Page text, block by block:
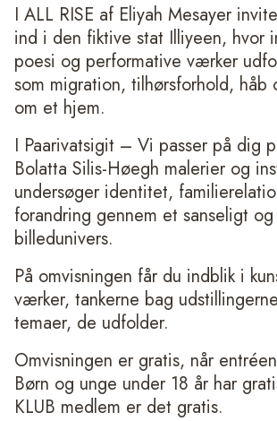
I ALL RISE af Eliyah Mesayer
ind i den fiktive stat Illiyeen, hvor
poesi og performative værker
som migration, tilhørsforhold, håb
om et hjem.
I Paarivatsigit – Vi passer på dig
Bolatta Silis-Høegh malerier og
undersøger identitet,
forandring gennem et sanseligt
billedunivers.
På omvisningen får du indblik i
værker, tankerne bag
temaer, de udfolder.
Omvisningen er gratis, når
Børn og unge under 18 år har
KLUB medlem er det gratis.